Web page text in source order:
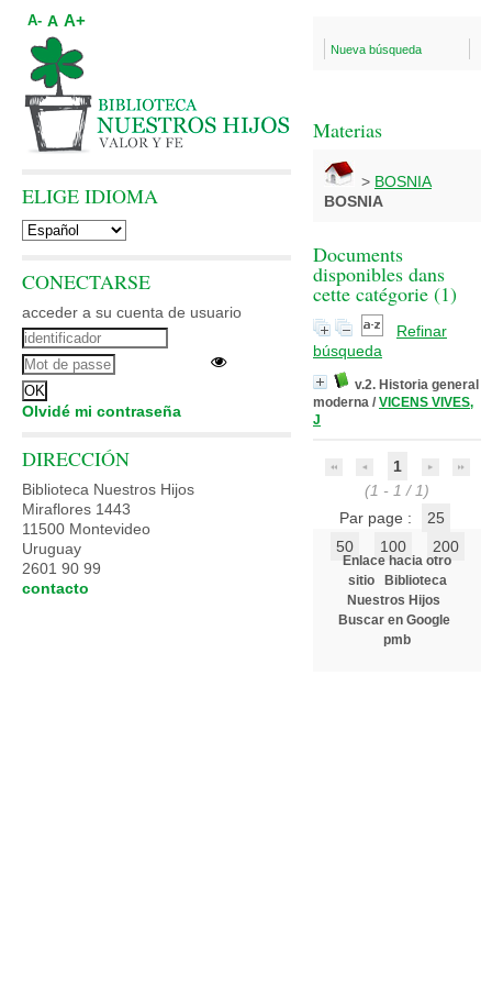
Nueva búsqueda
Materias
> BOSNIA
BOSNIA
Documents
disponibles dans
cette catégorie (1)
Refinar
búsqueda
v.2. Historia general
moderna / VICENS VIVES,
J
1
(1 - 1 / 1)
Par page :
25
50
100 200
Enlace hacia otro
sitio
Biblioteca
Nuestros Hijos
Buscar en Google
pmb
A- A A+
ELIGE IDIOMA
CONECTARSE
acceder a su cuenta de usuario
Olvidé mi contraseña
DIRECCIÓN
Biblioteca Nuestros Hijos
Miraflores 1443
11500 Montevideo
Uruguay
2601 90 99
contacto